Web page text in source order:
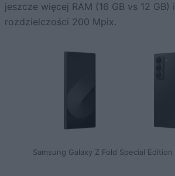
jeszcze więcej RAM (16 GB vs 12 GB)
rozdzielczości 200 Mpix.
Samsung Galaxy Z Fold Special